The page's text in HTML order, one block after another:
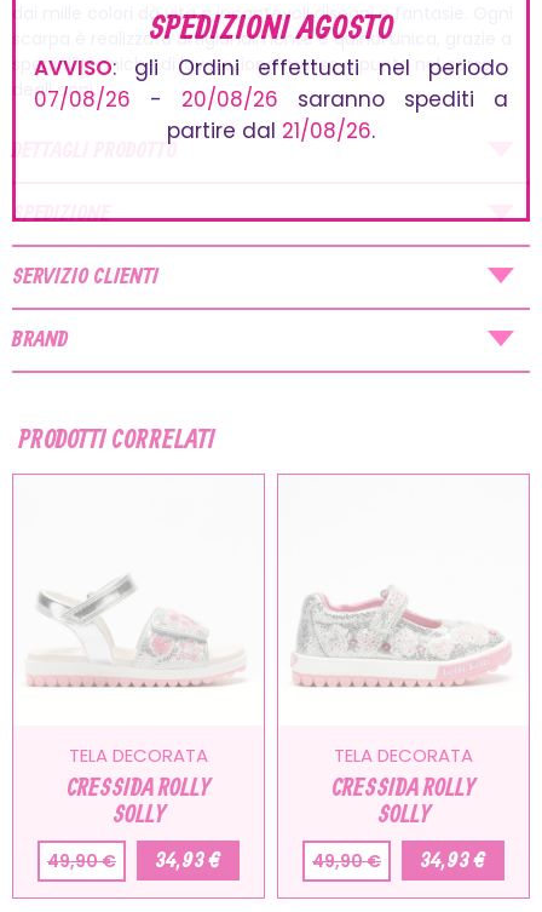
dai mille colori dà vita a incantevoli disegni e fantasie. Ogni
scarpa è realizzata artigianalmente e quindi unica, grazie a
speciali tecniche di lavorazione messe a punto nel corso
degli anni.
DETTAGLI PRODOTTO
SPEDIZIONE
SERVIZIO CLIENTI
BRAND
PRODOTTI CORRELATI
TELA DECORATA
CRESSIDA ROLLY
SOLLY
49,90 € 34,93 €
TELA DECORATA
CRESSIDA ROLLY
SOLLY
49,90 € 34,93 €
SPEDIZIONI AGOSTO
AVVISO: gli Ordini effettuati nel periodo
07/08/26 - 20/08/26 saranno spediti a
partire dal 21/08/26.